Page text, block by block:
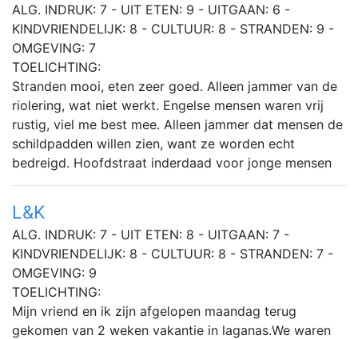
ALG. INDRUK: 7 - UIT ETEN: 9 - UITGAAN: 6 -
KINDVRIENDELIJK: 8 - CULTUUR: 8 - STRANDEN: 9 -
OMGEVING: 7
TOELICHTING:
Stranden mooi, eten zeer goed. Alleen jammer van de
riolering, wat niet werkt. Engelse mensen waren vrij
rustig, viel me best mee. Alleen jammer dat mensen de
schildpadden willen zien, want ze worden echt
bedreigd. Hoofdstraat inderdaad voor jonge mensen
L&K
ALG. INDRUK: 7 - UIT ETEN: 8 - UITGAAN: 7 -
KINDVRIENDELIJK: 8 - CULTUUR: 8 - STRANDEN: 7 -
OMGEVING: 9
TOELICHTING:
Mijn vriend en ik zijn afgelopen maandag terug
gekomen van 2 weken vakantie in laganas.We waren